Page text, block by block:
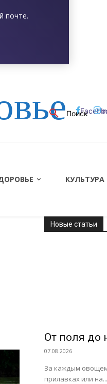
почте.
Поиск
КУЛЬТУРА
Новые статьи
От поля до
07.08.2026
За каждым
прилавках или на...